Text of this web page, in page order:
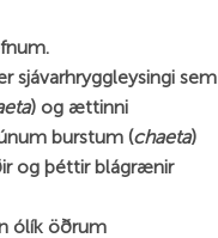
sjávarhryggleysingi sem
) og ættinni
burstum (chaeta)
og þéttir blágrænir
ólík öðrum